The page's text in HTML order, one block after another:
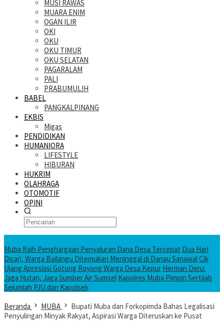
MUSI RAWAS
MUARA ENIM
OGAN ILIR
OKI
OKU
OKU TIMUR
OKU SELATAN
PAGARALAM
PALI
PRABUMULIH
BABEL
PANGKALPINANG
EKBIS
Migas
PENDIDIKAN
HUMANIORA
LIFESTYLE
HIBURAN
HUKRIM
OLAHRAGA
OTOMOTIF
OPINI
Muba Raih Penghargaan Penyaluran Dana Desa Tercepat Dua Hari
Dicari, Warga Bailangu Ditemukan Meninggal di Danau SanawalCik
Ujang Apresiasi Gotong Royong Warga Desa Kepur Herman Deru:
Jaga Hutan, Jaga Sumber Air Sumsel Kapolres Muba Pimpin Sertijab
Sejumlah PJU dan Kapolsek
Beranda
MUBA
Bupati Muba dan Forkopimda Bahas Legalisasi
Penyulingan Minyak Rakyat, Aspirasi Warga Diteruskan ke Pusat